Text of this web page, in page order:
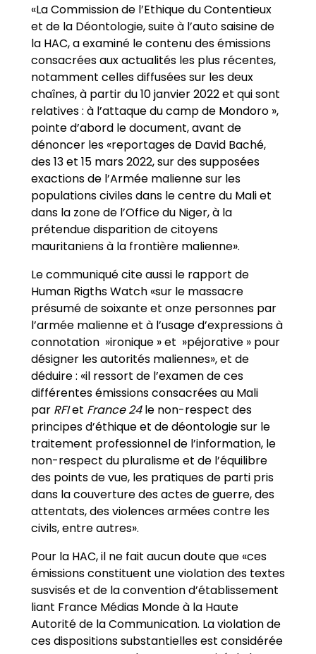
«La Commission de l’Ethique du Contentieux
et de la Déontologie, suite à l’auto saisine de
la HAC, a examiné le contenu des émissions
consacrées aux actualités les plus récentes,
notamment celles diffusées sur les deux
chaînes, à partir du 10 janvier 2022 et qui sont
relatives : à l’attaque du camp de Mondoro »,
pointe d’abord le document, avant de
dénoncer les «reportages de David Baché,
des 13 et 15 mars 2022, sur des supposées
exactions de l’Armée malienne sur les
populations civiles dans le centre du Mali et
dans la zone de l’Office du Niger, à la
prétendue disparition de citoyens
mauritaniens à la frontière malienne».
Le communiqué cite aussi le rapport de
Human Rigths Watch «sur le massacre
présumé de soixante et onze personnes par
l’armée malienne et à l’usage d’expressions à
connotation »ironique » et »péjorative » pour
désigner les autorités maliennes», et de
déduire : «il ressort de l’examen de ces
différentes émissions consacrées au Mali
par RFIet France 24le non-respect des
principes d’éthique et de déontologie sur le
traitement professionnel de l’information, le
non-respect du pluralisme et de l’équilibre
des points de vue, les pratiques de parti pris
dans la couverture des actes de guerre, des
attentats, des violences armées contre les
civils, entre autres».
Pour la HAC, il ne fait aucun doute que «ces
émissions constituent une violation des textes
susvisés et de la convention d’établissement
liant France Médias Monde à la Haute
Autorité de la Communication. La violation de
ces dispositions substantielles est considérée